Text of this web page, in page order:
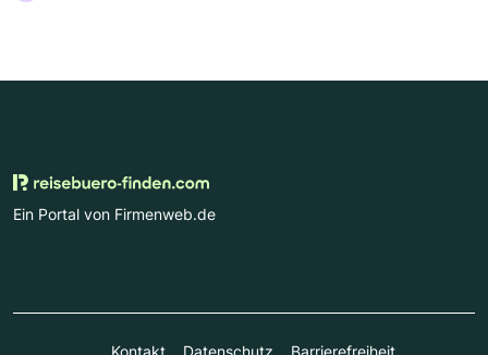
Ein Portal von Firmenweb.de
Kontakt Datenschutz Barrierefreiheit